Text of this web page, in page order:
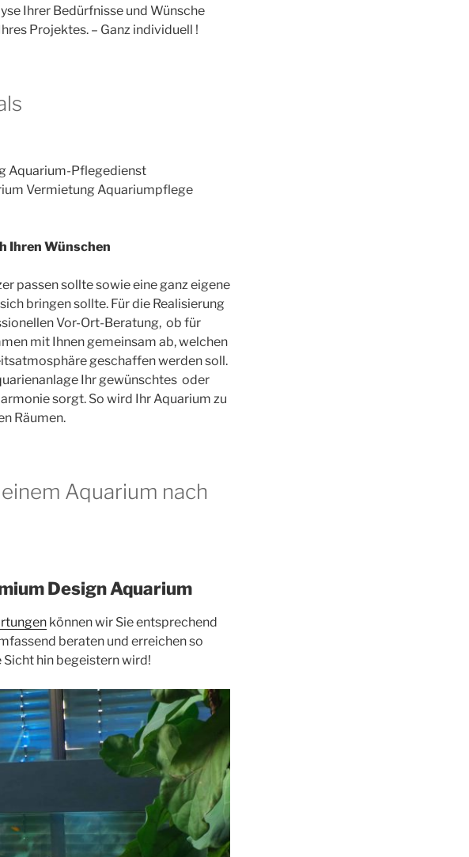
Ihrer Bedürfnisse und Wünsche
Projektes. – Ganz individuell !
Ihren Wünschen
passen sollte sowie eine ganz eigene
bringen sollte. Für die Realisierung
Vor-Ort-Beratung, ob für
mit Ihnen gemeinsam ab, welchen
geschaffen werden soll.
Ihr gewünschtes oder
sorgt. So wird Ihr Aquarium zu
Räumen.
Aquarium nach
Design Aquarium
können wir Sie entsprechend
beraten und erreichen so
Sicht hin begeistern wird!